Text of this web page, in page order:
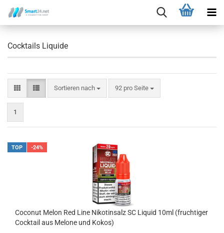
Cocktails Liquide
Sortieren nach 92 pro Seite
1
TOP -24%
Coconut Melon Red Line Nikotinsalz SC Liquid 10ml (fruchtiger
Cocktail aus Melone und Kokos)